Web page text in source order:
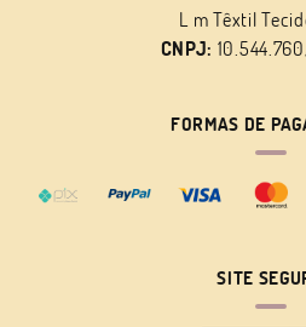
L m Têxtil
CNPJ:
FORMAS DE
SITE